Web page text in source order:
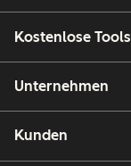
Kostenlose Tools
Unternehmen
Kunden